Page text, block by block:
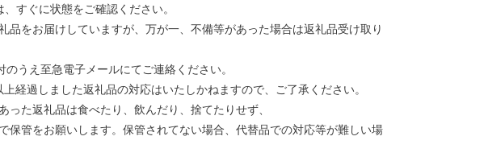
すぐに状態をご確認ください。
品をお届けしていますが、万が一、不備等があった場合は返礼品受け取り
のうえ至急電子メールにてご連絡ください。
経過しました返礼品の対応はいたしかねますので、ご了承ください。
った返礼品は食べたり、飲んだり、捨てたりせず、
保管をお願いします。保管されてない場合、代替品での対応等が難しい場